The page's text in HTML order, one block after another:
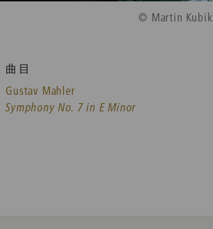
© Martin Kubik
曲目
Gustav Mahler
Symphony No. 7 in E Minor